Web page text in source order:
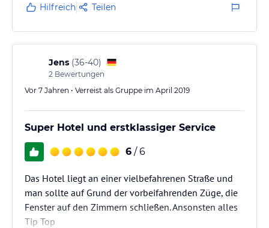
Hilfreich Teilen
Jens (36-40)
2 Bewertungen
Vor 7 Jahren • Verreist als Gruppe im April 2019
Super Hotel und erstklassiger Service
6 / 6
Das Hotel liegt an einer vielbefahrenen Straße und
man sollte auf Grund der vorbeifahrenden Züge, die
Fenster auf den Zimmern schließen. Ansonsten alles
Tip Top